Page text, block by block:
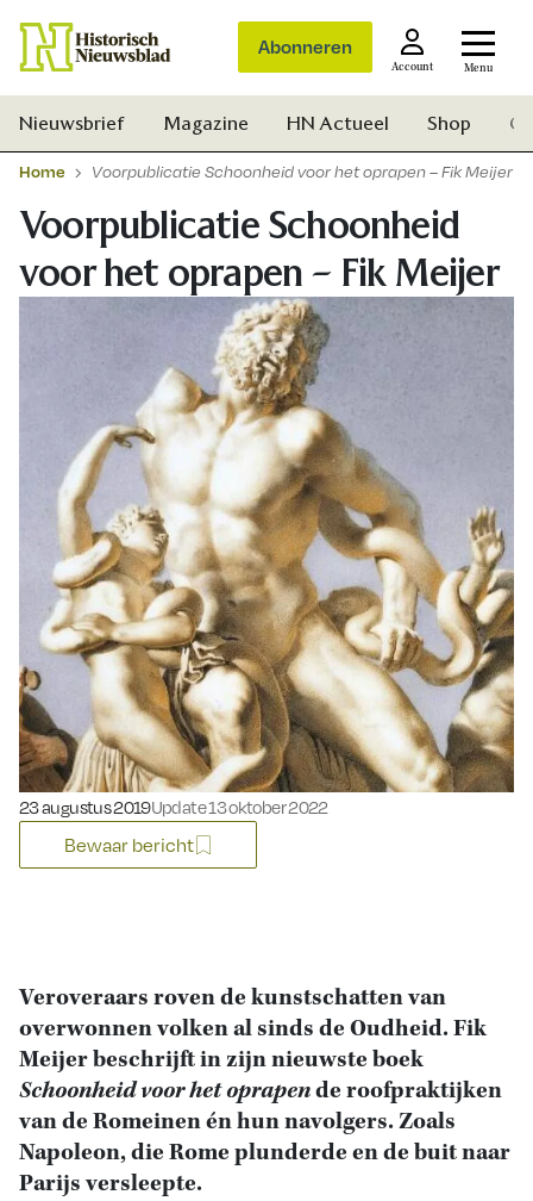
Abonneren
Account Menu
Zoek
Nieuwsbrief Magazine HN Actueel Shop
Home Voorpublicatie Schoonheid voor het oprapen – Fik Meijer
Voorpublicatie Schoonheid
voor het oprapen – Fik Meijer
Gepubliceerd op:
23 augustus 2019Update 13 oktober 2022
Bewaar bericht
Veroveraars roven de kunstschatten van
overwonnen volken al sinds de Oudheid. Fik
Meijer beschrijft in zijn nieuwste boek
Schoonheid voor het oprapende roofpraktijken
van de Romeinen én hun navolgers. Zoals
Napoleon, die Rome plunderde en de buit naar
Parijs versleepte.